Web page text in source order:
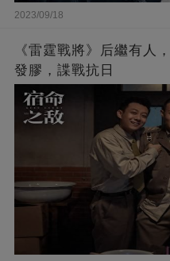
2023/09/18
《雷霆戰將》后繼有人
發膠，諜戰抗日